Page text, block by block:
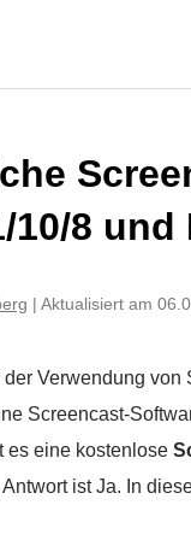
10/8 und
| Aktualisiert am
Verwendung
Screencast-
es eine kostenlose
ist Ja. In